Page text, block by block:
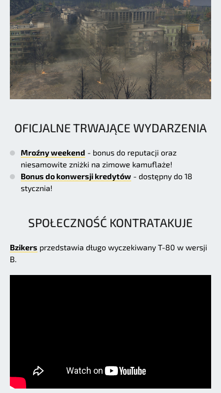
OFICJALNE TRWAJĄCE WYDARZENIA
Mroźny weekend - bonus do reputacji oraz
niesamowite zniżki na zimowe kamuflaże!
Bonus do konwersji kredytów - dostępny do 18
stycznia!
SPOŁECZNOŚĆ KONTRATAKUJE
Bzikers przedstawia długo wyczekiwany T-80 w wersji
B.